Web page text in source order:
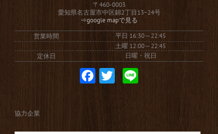
〒460-0003
愛知県名古屋市中区錦2丁目13−24号
⇒google mapで見る
営業時間
平日 16:30～22:45
土曜 12:00～22:45
定休日 日曜・祝日
Facebook
Twitter
協力企業